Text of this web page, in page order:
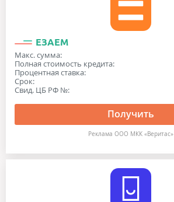
ЕЗАЕМ
Макс. сумма:
Полная стоимость кредита:
Процентная ставка:
Срок:
Свид. ЦБ РФ №:
Получить
Реклама ООО МКК «Веритас»